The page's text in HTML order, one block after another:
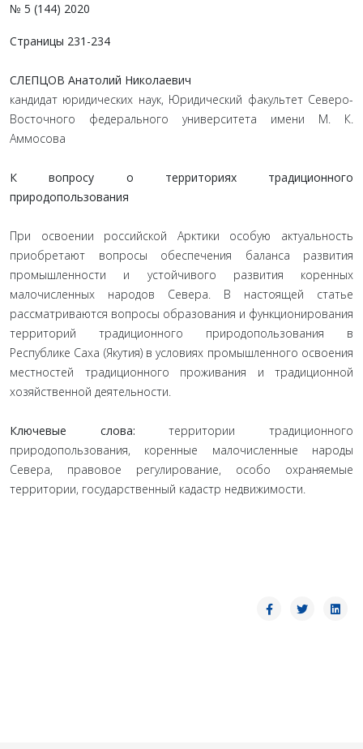
№ 5 (144) 2020
Страницы 231-234
СЛЕПЦОВ Анатолий Николаевич
кандидат юридических наук, Юридический факультет Северо-
Восточного федерального университета имени М. К.
Аммосова
К вопросу о территориях традиционного
природопользования
При освоении российской Арктики особую актуальность
приобретают вопросы обеспечения баланса развития
промышленности и устойчивого развития коренных
малочисленных народов Севера. В настоящей статье
рассматриваются вопросы образования и функционирования
территорий традиционного природопользования в
Республике Саха (Якутия) в условиях промышленного освоения
местностей традиционного проживания и традиционной
хозяйственной деятельности.
Ключевые слова:территории традиционного
природопользования, коренные малочисленные народы
Севера, правовое регулирование, особо охраняемые
территории, государственный кадастр недвижимости.